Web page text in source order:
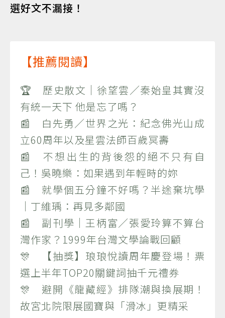
選好文不漏接！
【推薦閱讀】
🏆 歷史散文｜徐望雲／秦始皇其實沒
有統一天下 他是忘了嗎？
📰 白先勇／世界之光：紀念佛光山成
立60周年以及星雲法師百歲冥壽
📰 不想出生的背後怨的絕不只有自
己！吳曉樂：如果遇到年輕時的妳
📰 就學個五分鐘不好嗎？半途棄坑學
｜丁維瑀：再見多鄰國
📰 副刊學｜王柄富／張愛玲算不算台
灣作家？1999年台灣文學論戰回顧
🎊 【抽獎】琅琅悅讀周年慶登場！票
選上半年TOP20關鍵詞抽千元禮券
🎊 避開《龍藏經》排隊潮與換展期！
故宮北院限展國寶與「滑冰」更精采